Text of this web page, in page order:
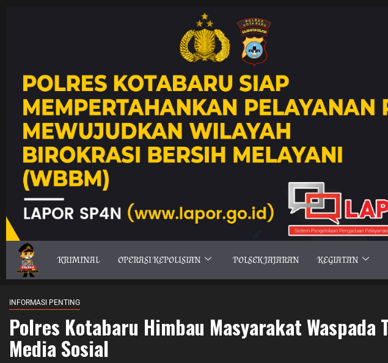
KRIMINAL OPERASI KEPOLISIAN POLSEK JAJARAN KEGIATAN
INFORMASI PENTING
Polres Kotabaru Himbau Masyarakat
Media Sosial